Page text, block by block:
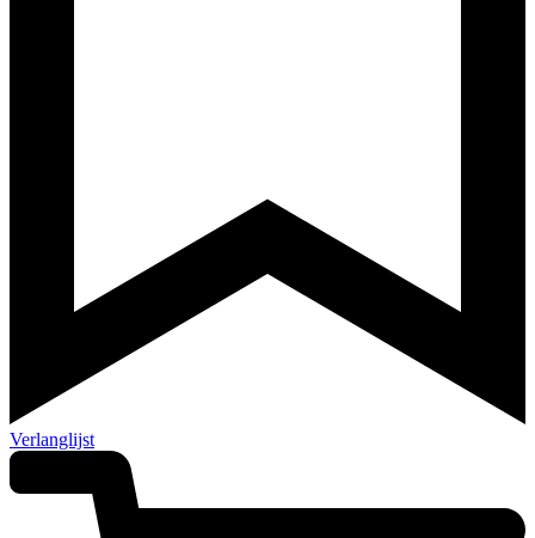
Verlanglijst